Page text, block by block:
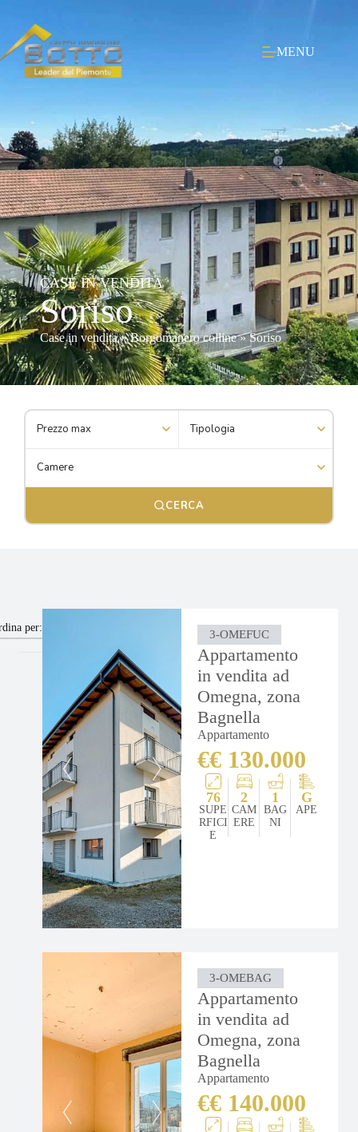
MENU
CASE IN VENDITA
Soriso
Case in vendita»Borgomanero colline»Soriso
CERCA
per:
3-OMEFUC
Appartamento
in vendita ad
Omegna, zona
Bagnella
Appartamento
€€ 130.000
76
SUPE
RFICI
E
2
CAM
ERE
1
BAG
NI
G
APE
3-OMEBAG
Appartamento
in vendita ad
Omegna, zona
Bagnella
Appartamento
€€ 140.000